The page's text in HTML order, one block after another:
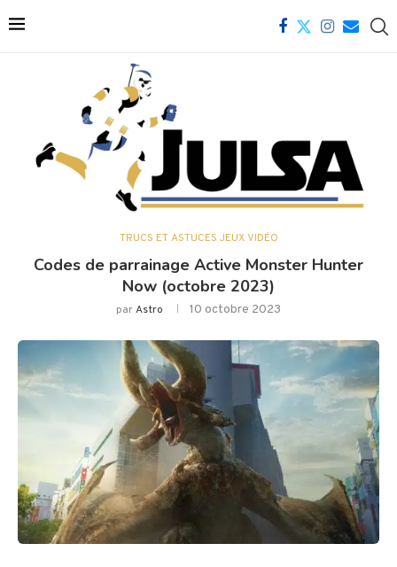
TRUCS ET ASTUCES JEUX VIDÉO
Codes de parrainage Active Monster Hunter
Now (octobre 2023)
parAstro 10 octobre 2023